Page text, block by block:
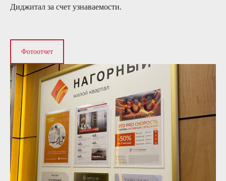
Диджитал за счет узнаваемости.
Фотоотчет